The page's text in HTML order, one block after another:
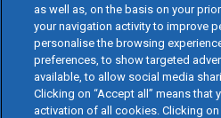
as well as, on the basis on your
your navigation activity to improve
personalise the browsing
preferences, to show targeted
available, to allow social media
Clicking on “Accept all” means that
activation of all cookies. Clicking